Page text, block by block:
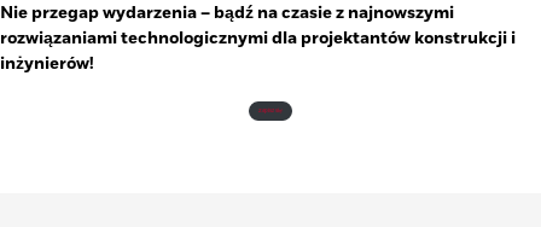
Nie przegap wydarzenia – bądź na czasie z najnowszymi
rozwiązaniami technologicznymi dla projektantów konstrukcji i
inżynierów!
Zapisz się